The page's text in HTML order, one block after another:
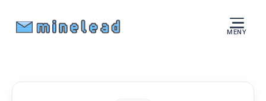
MENY